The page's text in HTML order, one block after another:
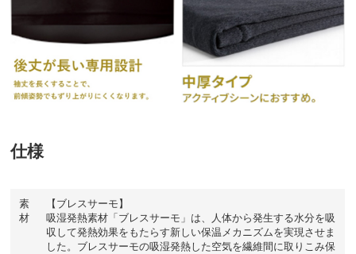
仕様
素
材
【ブレスサーモ】
吸湿発熱素材「ブレスサーモ」は、人体から発生する水分を吸
収して発熱効果をもたらす新しい保温メカニズムを実現させま
した。ブレスサーモの吸湿発熱した空気を繊維間に取りこみ保